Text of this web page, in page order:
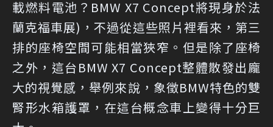
載燃料電池？BMW X7 Concept將現身於法
蘭克福車展)，不過從這些照片裡看來，第三
排的座椅空間可能相當狹窄。但是除了座椅
之外，這台BMW X7 Concept整體散發出龐
大的視覺感，舉例來說，象徵BMW特色的雙
腎形水箱護罩，在這台概念車上變得十分巨